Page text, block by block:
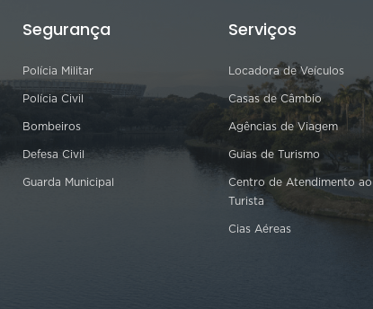
Segurança
Polícia Militar
Polícia Civil
Bombeiros
Defesa Civil
Guarda Municipal
Serviços
Locadora de Veículos
Casas de Câmbio
Agências de Viagem
Guias de Turismo
Centro de Atendimento ao
Turista
Cias Aéreas